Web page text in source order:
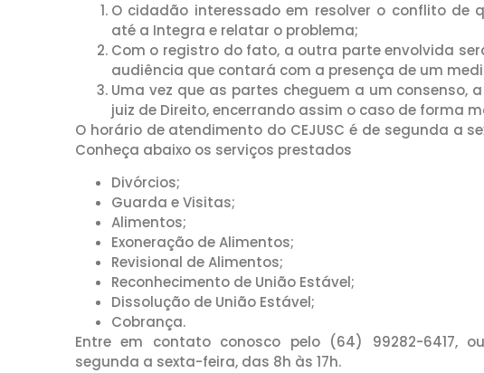
O cidadão interessado em resolver o conflito de
até a Integra e relatar o problema;
Com o registro do fato, a outra parte envolvida
audiência que contará com a presença de um
Uma vez que as partes cheguem a um consenso,
juiz de Direito, encerrando assim o caso de forma
O horário de atendimento do CEJUSC é de segunda a
Conheça abaixo os serviços prestados
Divórcios;
Guarda e Visitas;
Alimentos;
Exoneração de Alimentos;
Revisional de Alimentos;
Reconhecimento de União Estável;
Dissolução de União Estável;
Cobrança.
Entre em contato conosco pelo (64) 99282-6417,
segunda a sexta-feira, das 8h às 17h.